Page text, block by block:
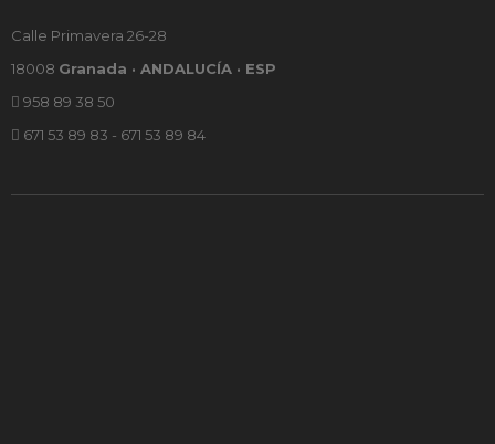
Calle Primavera 26-28
18008 Granada · ANDALUCÍA · ESP
958 89 38 50
671 53 89 83 - 671 53 89 84